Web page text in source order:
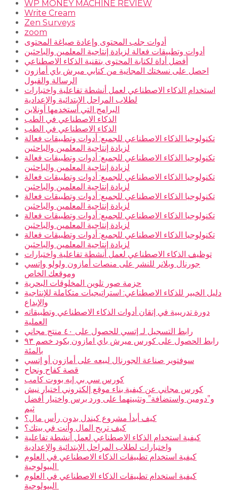
WP MONEY MACHINE REVIEW
Write Cream
Zen Surveys
zoom
أدوات جلب المحتوى وإعادة صياغة المحتوى
أدوات وتطبيقات فعالة لزيادة إنتاجية المعلمين والباحثين
أفضل أداة لكتابة المحتوى بتقنية الذكاء الاصطناعي
احصل على نسختك المجانية من كتابي ميرش باي أمازون
الرسالة والقبول
استخدام الذكاء الاصطناعي لعمل أنشطة تفاعلية واختبارات
لطلاب المراحل الإبتدائية والإعدادية
البرامج التي أستخدمها أونلاين
الذكاء الاصطناعي في الطب
الذكاء الاصطناعي في الطب
تكنولوجيا الذكاء الاصطناعي للجميع: أدوات وتطبيقات فعالة
لزيادة إنتاجية المعلمين والباحثين
تكنولوجيا الذكاء الاصطناعي للجميع: أدوات وتطبيقات فعالة
لزيادة إنتاجية المعلمين والباحثين
تكنولوجيا الذكاء الاصطناعي للجميع: أدوات وتطبيقات فعالة
لزيادة إنتاجية المعلمين والباحثين
تكنولوجيا الذكاء الاصطناعي للجميع: أدوات وتطبيقات فعالة
لزيادة إنتاجية المعلمين والباحثين
تكنولوجيا الذكاء الاصطناعي للجميع: أدوات وتطبيقات فعالة
لزيادة إنتاجية المعلمين والباحثين
تكنولوجيا الذكاء الاصطناعي للجميع: أدوات وتطبيقات فعالة
لزيادة إنتاجية المعلمين والباحثين
توظيف الذكاء الاصطناعي لعمل أنشطة تفاعلية واختبارات
جورنال وبلانر للنشر على منصات أمازون ولولو وإتسي
وموقعك الخاص
حزمة صور تلوين المخلوقات البحرية
دليل الخبير للذكاء الاصطناعي: استراتيجيات متكاملة للإنتاجية
والإبداع
دورة تدريبية في إتقان أدوات الذكاء الاصطناعي وتطبيقاته
العملية
رابط التسجيل لـ إتسي للحصول على ٤٠ منتج مجاني
رابط الحصول على كورس ميرش باي امازون بكود خصم ٩٣
بالمئة
سوفتوير صناعة الجورنال لبيعه على أمازون أو إتسي
قصة كفاح ونجاح
كورس سي بي إيه بووت كامب
كورس مجاني عن كيفية بناء موقع إلكتروني اختيار نيش
و”دومين واستضافة” وتثبيتهما على ورد برس واختيار أفضل
ثيم
كيف أبدأ مشروع كيندل بدون رأس مال؟
كيف تربح المال وأنت في بيتك؟
كيفية استخدام الذكاء الاصطناعي لعمل أنشطة تفاعلية
واختبارات لطلاب المراحل الإبتدائية والإعدادية
كيفية استخدام تطبيقات الذكاء الاصطناعي في العلوم
كيفية استخدام تطبيقات الذكاء الاصطناعي في العلوم